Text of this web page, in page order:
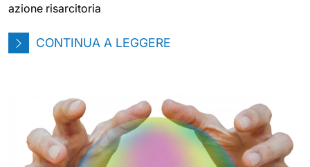
azione risarcitoria
CONTINUA A LEGGERE